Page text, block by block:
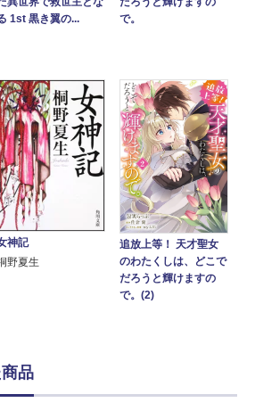
1st 黒き翼の...
で。
神記
野夏生
追放上等！ 天才聖女
のわたくしは、どこで
だろうと輝けますの
で。(2)
品